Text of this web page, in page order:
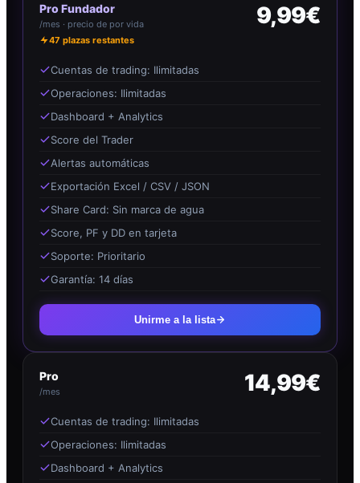
Pro Fundador
/mes · precio de por vida
47 plazas restantes
9,99€
Cuentas de trading: Ilimitadas
Operaciones: Ilimitadas
Dashboard + Analytics
Score del Trader
Alertas automáticas
Exportación Excel / CSV / JSON
Share Card: Sin marca de agua
Score, PF y DD en tarjeta
Soporte: Prioritario
Garantía: 14 días
Unirme a la lista
Pro
/mes 14,99€
Cuentas de trading: Ilimitadas
Operaciones: Ilimitadas
Dashboard + Analytics